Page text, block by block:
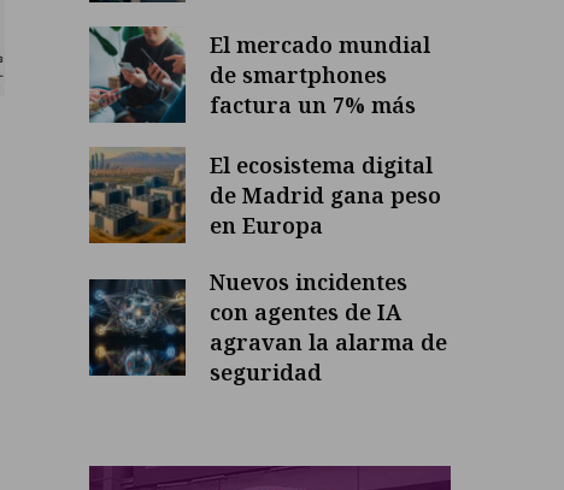
El mercado mundial
de smartphones
factura un 7% más
El ecosistema digital
de Madrid gana peso
en Europa
Nuevos incidentes
con agentes de IA
agravan la alarma de
seguridad